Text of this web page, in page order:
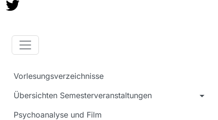
Vorlesungsverzeichnisse
Übersichten Semesterveranstaltungen
Psychoanalyse und Film